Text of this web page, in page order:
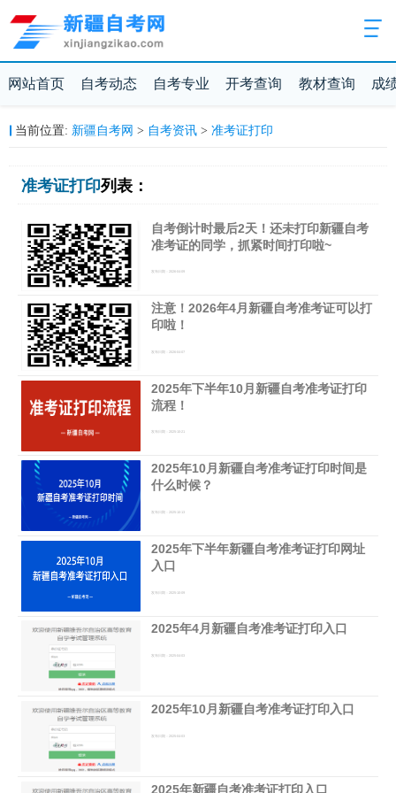
网站首页 自考动态 自考专业 开考查询 教材查询 成
当前位置: 新疆自考网 > 自考资讯> 准考证打印
准考证打印列表：
自考倒计时最后2天！还未打印新疆自考
准考证的同学，抓紧时间打印啦~
发布日期：2026-04-09
注意！2026年4月新疆自考准考证可以打
印啦！
发布日期：2026-04-07
2025年下半年10月新疆自考准考证打印
流程！
发布日期：2025-10-21
2025年10月新疆自考准考证打印时间是
什么时候？
发布日期：2025-10-13
2025年下半年新疆自考准考证打印网址
入口
2025年4月新疆自考准考证打印入口
发布日期：2025-04-03
2025年10月新疆自考准考证打印入口
发布日期：2025-04-03
2025年新疆自考准考证打印入口